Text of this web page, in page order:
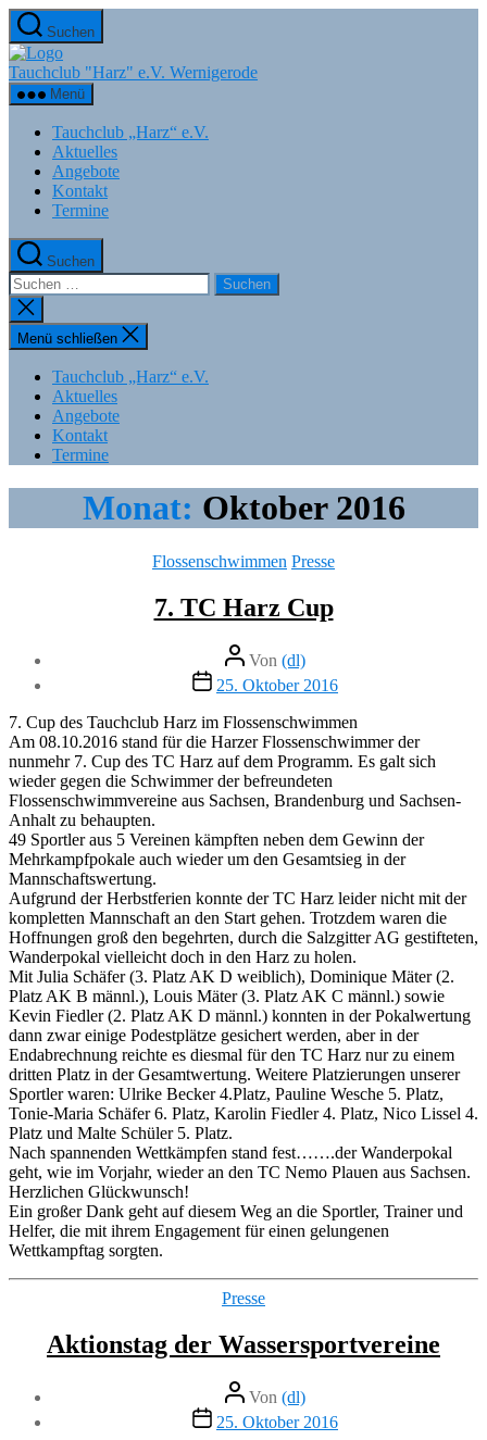
Zum
Inhalt
springen
Suchen
Tauchclub "Harz" e.V. Wernigerode
Menü
Tauchclub „Harz“ e.V.
Aktuelles
Angebote
Kontakt
Termine
Suchen
Suchen
nach:
Suche
schließen
Menü schließen
Tauchclub „Harz“ e.V.
Aktuelles
Angebote
Kontakt
Termine
Monat: Oktober 2016
Kategorien
Flossenschwimmen Presse
7. TC Harz Cup
Beitragsautor
Von (dl)
Veröffentlichungsdatum
25. Oktober 2016
7. Cup des Tauchclub Harz im Flossenschwimmen
Am 08.10.2016 stand für die Harzer Flossenschwimmer der
nunmehr 7. Cup des TC Harz auf dem Programm. Es galt sich
wieder gegen die Schwimmer der befreundeten
Flossenschwimmvereine aus Sachsen, Brandenburg und Sachsen-
Anhalt zu behaupten.
49 Sportler aus 5 Vereinen kämpften neben dem Gewinn der
Mehrkampfpokale auch wieder um den Gesamtsieg in der
Mannschaftswertung.
Aufgrund der Herbstferien konnte der TC Harz leider nicht mit der
kompletten Mannschaft an den Start gehen. Trotzdem waren die
Hoffnungen groß den begehrten, durch die Salzgitter AG gestifteten,
Wanderpokal vielleicht doch in den Harz zu holen.
Mit Julia Schäfer (3. Platz AK D weiblich), Dominique Mäter (2.
Platz AK B männl.), Louis Mäter (3. Platz AK C männl.) sowie
Kevin Fiedler (2. Platz AK D männl.) konnten in der Pokalwertung
dann zwar einige Podestplätze gesichert werden, aber in der
Endabrechnung reichte es diesmal für den TC Harz nur zu einem
dritten Platz in der Gesamtwertung. Weitere Platzierungen unserer
Sportler waren: Ulrike Becker 4.Platz, Pauline Wesche 5. Platz,
Tonie-Maria Schäfer 6. Platz, Karolin Fiedler 4. Platz, Nico Lissel 4.
Platz und Malte Schüler 5. Platz.
Nach spannenden Wettkämpfen stand fest…….der Wanderpokal
geht, wie im Vorjahr, wieder an den TC Nemo Plauen aus Sachsen.
Herzlichen Glückwunsch!
Ein großer Dank geht auf diesem Weg an die Sportler, Trainer und
Helfer, die mit ihrem Engagement für einen gelungenen
Wettkampftag sorgten.
Kategorien
Presse
Aktionstag der Wassersportvereine
Beitragsautor
Von (dl)
Veröffentlichungsdatum
25. Oktober 2016